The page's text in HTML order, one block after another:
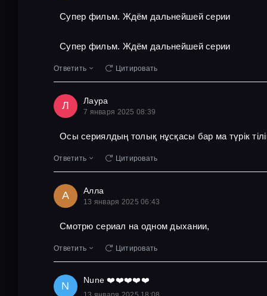
Супер фильм. Ждём дальнейшей серии
Супер фильм. Ждём дальнейшей серии
Ответить Цитировать
Л Лаура
7 января 2025 08:39
Осы сериялдың толық нұсқасы бар ма түрік
Ответить Цитировать
А Алла
13 января 2025 06:43
Смотрю сериал на одном дыхании,
Ответить Цитировать
N
Nune ❤️❤️❤️❤️❤️